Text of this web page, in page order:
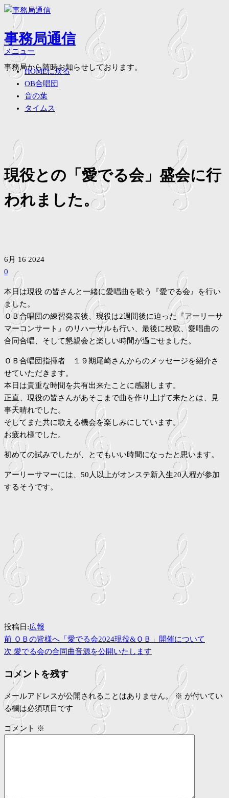
コ
テ
ン
ツ
へ
事務局通信
事務局から随時お知らせしております。
メニュー
HOMEに戻る
OB合唱団
音の葉
タイムス
現役との「愛でる会」盛会に行
われました。
6月 16 2024
0
本日は現役 の皆さんと一緒に愛唱曲を歌う『愛でる会』を行い
ました。
ＯＢ合唱団の練習発表後、現役は2週間後に迫った『アーリーサ
マーコンサート』のリハーサルも行い、最後に校歌、愛唱曲の
合同合唱、そして懇親会と楽しい時間が過ごせました。
ＯＢ合唱団指揮者 １９期尾崎さんからのメッセージを紹介さ
せていただきます。
本日は貴重な時間を共有出来たことに感謝します。
正直、現役の皆さんがあそこまで曲を作り上げて来たとは、見
事天晴れでした。
そしてまた共に歌える機会を楽しみにしています。
お疲れ様でした。
初めての試みでしたが、とてもいい時間になったと思います。
アーリーサマーには、50人以上がオンステ新入生20人程が参加
するそうです。
投稿日:広報
投
ナ
ビ
ゲ
ー
過
去
投
稿
前 ＯＢの皆様へ「愛でる会2024現役&ＯＢ」開催について
次
投
稿
次 愛でる会の合同曲音源を公開いたします
コメントを残す
メールアドレスが公開されることはありません。 ※ が付いてい
る欄は必須項目です
コメント ※